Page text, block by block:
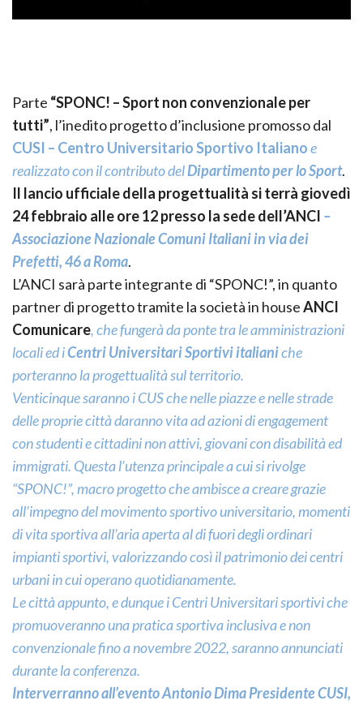
Parte “SPONC! – Sport non convenzionale per
tutti”, l’inedito progetto d’inclusione promosso dal
CUSI – Centro Universitario Sportivo Italianoe
realizzato con il contributo delDipartimento per lo Sport.
Il lancio ufficiale della progettualità si terrà giovedì
24 febbraio alle ore 12 presso la sede dell’ANCI –
Associazione Nazionale Comuni Italiani in via dei
Prefetti, 46 a Roma.
L’ANCI sarà parte integrante di “SPONC!”, in quanto
partner di progetto tramite la società in houseANCI
Comunicare, che fungerà da ponte tra le amministrazioni
locali ed iCentri Universitari Sportivi italianiche
porteranno la progettualità sul territorio.
Venticinque saranno i CUS che nelle piazze e nelle strade
delle proprie città daranno vita ad azioni di engagement
con studenti e cittadini non attivi, giovani con disabilità ed
immigrati. Questa l’utenza principale a cui si rivolge
“SPONC!”, macro progetto che ambisce a creare grazie
all’impegno del movimento sportivo universitario, momenti
di vita sportiva all’aria aperta al di fuori degli ordinari
impianti sportivi, valorizzando così il patrimonio dei centri
urbani in cui operano quotidianamente.
Le città appunto, e dunque i Centri Universitari sportivi che
promuoveranno una pratica sportiva inclusiva e non
convenzionale fino a novembre 2022, saranno annunciati
durante la conferenza.
Interverranno all’evento Antonio Dima Presidente CUSI,